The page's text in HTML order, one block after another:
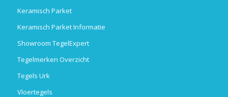
Keramisch Parket
Keramisch Parket Informatie
Showroom TegelExpert
Tegelmerken Overzicht
Tegels Urk
Vloertegels